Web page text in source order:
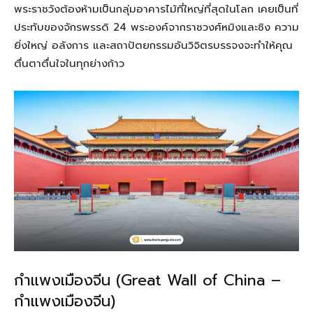
พระราชวังต้องห้ามเป็นกลุ่มอาคารไม้ที่ใหญ่ที่สุดในโลก เคยเป็นที่
ประทับของจักรพรรดิ 24 พระองค์จากราชวงศ์หมิงและชิง ความ
ยิ่งใหญ่ อลังการ และสถาปัตยกรรมอันวิจิตรบรรจงจะทำให้คุณ
ตื่นตาตื่นใจในทุกย่างก้าว
กำแพงเมืองจีน (Great Wall of China –
กำแพงเมืองจีน)